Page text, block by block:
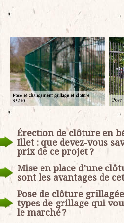
Érection de clôture en
Illet : que devez-vous
prix de ce projet ?
Mise en place d’une
sont les avantages de
Pose de clôture
types de grillage qui
le marché ?